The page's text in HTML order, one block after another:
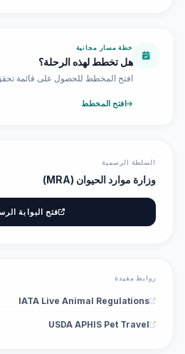
خطة مسار مجانية
هل تخطط لهذه الرحلة؟
افتح المخطط للحصول على قائمة
افتح المخطط
السلطة الرسمية
وزارة موارد الحيوان (MRA)
فتح البوابة
روابط مفيدة
IATA Live Animal Regulations
USDA APHIS Pet Travel